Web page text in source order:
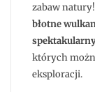
zabaw
błotne
których
eksploracji.